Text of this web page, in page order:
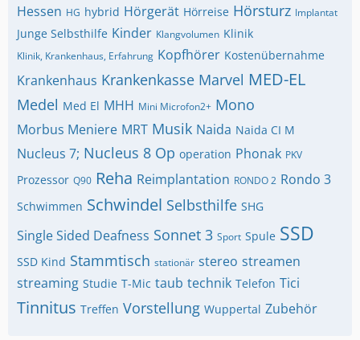
Hessen HG hybrid Hörgerät Hörreise Hörsturz Implantat
Junge Selbsthilfe Kinder Klangvolumen Klinik
Klinik, Krankenhaus, Erfahrung Kopfhörer Kostenübernahme
Krankenhaus Krankenkasse Marvel MED-EL
Medel Med El MHH Mini Microfon2+ Mono
Morbus Meniere MRT Musik Naida Naida CI M
Nucleus 7; Nucleus 8 Op operation Phonak PKV
Prozessor Q90 Reha Reimplantation RONDO 2 Rondo 3
Schwimmen Schwindel Selbsthilfe SHG
Single Sided Deafness Sonnet 3 Sport Spule SSD
SSD Kind Stammtisch stationär stereo streamen
streaming Studie T-Mic taub technik Telefon Tici
Tinnitus Treffen Vorstellung Wuppertal Zubehör